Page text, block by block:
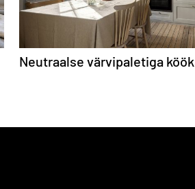
Neutraalse värvipaletiga köök